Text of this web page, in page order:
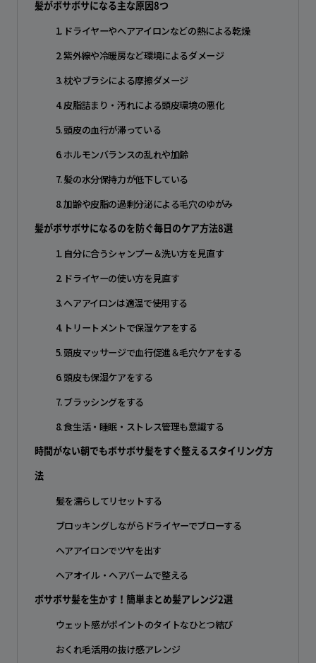
髪がボサボサになる主な原因8つ
1. ドライヤーやヘアアイロンなどの熱による乾燥
2. 紫外線や冷暖房など環境によるダメージ
3. 枕やブラシによる摩擦ダメージ
4. 皮脂詰まり・汚れによる頭皮環境の悪化
5. 頭皮の血行が滞っている
6. ホルモンバランスの乱れや加齢
7. 髪の水分保持力が低下している
8. 加齢や皮脂の過剰分泌による毛穴のゆがみ
髪がボサボサになるのを防ぐ毎日のケア方法8選
1. 自分に合うシャンプー＆洗い方を見直す
2. ドライヤーの使い方を見直す
3. ヘアアイロンは適温で使用する
4. トリートメントで保湿ケアをする
5. 頭皮マッサージで血行促進＆毛穴ケアをする
6. 頭皮も保湿ケアをする
7. ブラッシングをする
8. 食生活・睡眠・ストレス管理も意識する
時間がない朝でもボサボサ髪をすぐ整えるスタイリング方
法
髪を濡らしてリセットする
ブロッキングしながらドライヤーでブローする
ヘアアイロンでツヤを出す
ヘアオイル・ヘアバームで整える
ボサボサ髪を生かす！簡単まとめ髪アレンジ2選
ウェット感がポイントのタイトなひとつ結び
おくれ毛活用の抜け感アレンジ